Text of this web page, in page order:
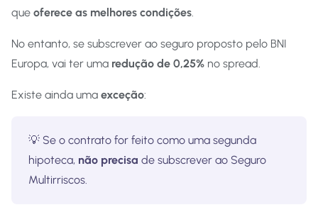
que oferece as melhores condições
No entanto, se subscrever ao seguro proposto pelo BNI
Europa, vai ter uma redução de 0,25% no spread.
Existe ainda uma exceção:
💡 Se o contrato for feito como uma segunda
hipoteca, não precisa de subscrever ao Seguro
Multirriscos.